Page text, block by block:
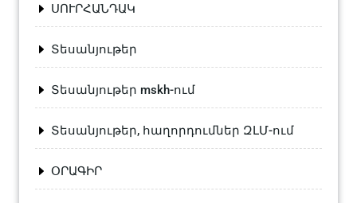
ՍՈՒՐՀԱՆԴԱԿ
Տեսանյութեր
Տեսանյութեր mskh-ում
Տեսանյութեր, հաղորդումներ ԶԼՄ-ում
ՕՐԱԳԻՐ